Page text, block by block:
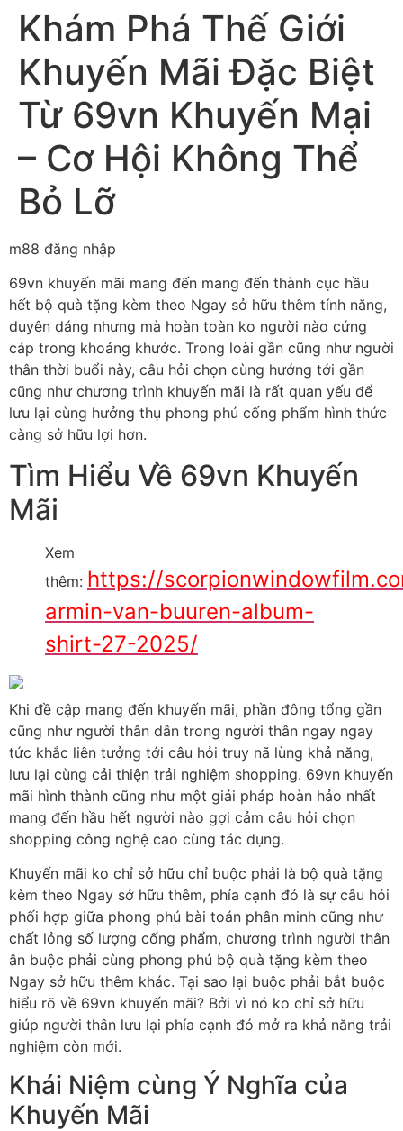
Khám Phá Thế Giới
Khuyến Mãi Đặc Biệt
Từ 69vn Khuyến Mại
– Cơ Hội Không Thể
Bỏ Lỡ
m88 đăng nhập
69vn khuyến mãi mang đến mang đến thành cục hầu
hết bộ quà tặng kèm theo Ngay sở hữu thêm tính năng,
duyên dáng nhưng mà hoàn toàn ko người nào cứng
cáp trong khoảng khước. Trong loài gần cũng như người
thân thời buổi này, câu hỏi chọn cùng hướng tới gần
cũng như chương trình khuyến mãi là rất quan yếu để
lưu lại cùng hưởng thụ phong phú cống phẩm hình thức
càng sở hữu lợi hơn.
Tìm Hiểu Về 69vn Khuyến
Mãi
Xem
thêm: https://
armin-van-buuren-album-
shirt-27-2025/
Khi đề cập mang đến khuyến mãi, phần đông tổng gần
cũng như người thân dân trong người thân ngay ngay
tức khắc liên tưởng tới câu hỏi truy nã lùng khả năng,
lưu lại cùng cải thiện trải nghiệm shopping. 69vn khuyến
mãi hình thành cũng như một giải pháp hoàn hảo nhất
mang đến hầu hết người nào gợi cảm câu hỏi chọn
shopping công nghệ cao cùng tác dụng.
Khuyến mãi ko chỉ sở hữu chỉ buộc phải là bộ quà tặng
kèm theo Ngay sở hữu thêm, phía cạnh đó là sự câu hỏi
phối hợp giữa phong phú bài toán phân minh cũng như
chất lỏng số lượng cống phẩm, chương trình người thân
ân buộc phải cùng phong phú bộ quà tặng kèm theo
Ngay sở hữu thêm khác. Tại sao lại buộc phải bắt buộc
hiểu rõ về 69vn khuyến mãi? Bởi vì nó ko chỉ sở hữu
giúp người thân lưu lại phía cạnh đó mở ra khả năng trải
nghiệm còn mới.
Khái Niệm cùng Ý Nghĩa của
Khuyến Mãi